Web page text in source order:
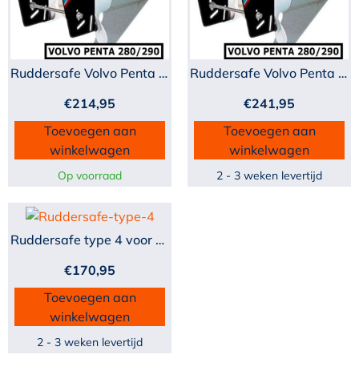
Op voorraad
Ruddersafe Volvo Penta vo...
€214,95
Toevoegen aan
winkelwagen
2 - 3 weken levertijd
Ruddersafe Volvo Penta vo...
€241,95
Toevoegen aan
winkelwagen
2 - 3 weken levertijd
Ruddersafe type 4 voor sc...
€170,95
Toevoegen aan
winkelwagen